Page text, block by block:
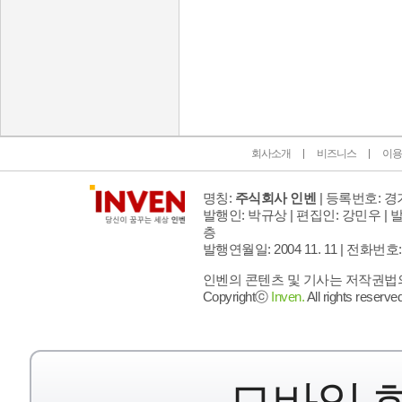
회사소개 비즈니스 이
명칭: 주식회사 인벤 | 등록번호: 경
발행인: 박규상 | 편집인: 강민우 |
층
발행연월일: 2004 11. 11 | 전화번호
인벤의 콘텐츠 및 기사는 저작권
Copyrightⓒ Inven.All rights